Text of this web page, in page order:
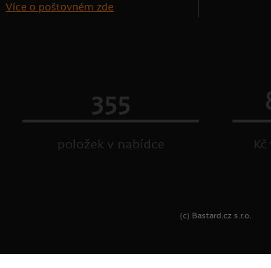
Více o poštovném zde
355
položek v nabídce
(c) Bastard.cz s.r.o.